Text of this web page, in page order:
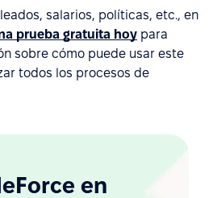
salarios, políticas, etc., en
prueba gratuita hoy para
sobre cómo puede usar este
todos los procesos de
en